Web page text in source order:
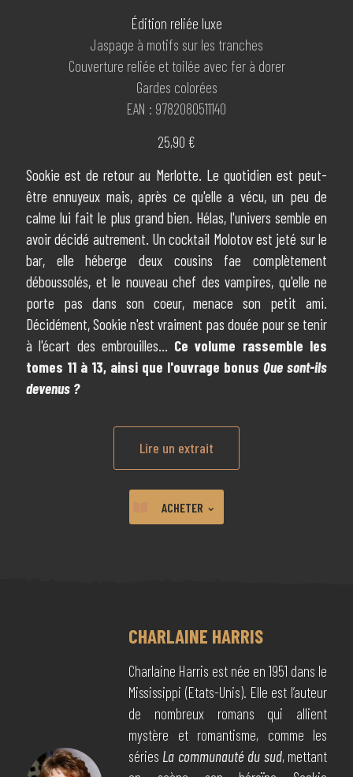
Édition reliée luxe
Jaspage à motifs sur les tranches
Couverture reliée et toilée avec fer à dorer
Gardes colorées
EAN : 9782080511140
25,90 €
Sookie est de retour au Merlotte. Le quotidien est peut-
être ennuyeux mais, après ce qu'elle a vécu, un peu de
calme lui fait le plus grand bien. Hélas, l'univers semble en
avoir décidé autrement. Un cocktail Molotov est jeté sur le
bar, elle héberge deux cousins fae complètement
déboussolés, et le nouveau chef des vampires, qu'elle ne
porte pas dans son coeur, menace son petit ami.
Décidément, Sookie n'est vraiment pas douée pour se tenir
à l'écart des embrouilles... Ce volume rassemble les
tomes 11 à 13, ainsi que l'ouvrage bonus Que sont-ils
devenus ?
Lire un extrait
ACHETER ⌄
CHARLAINE HARRIS
Charlaine Harris est née en 1951 dans le
Mississippi (Etats-Unis). Elle est l’auteur
de nombreux romans qui allient
mystère et romantisme, comme les
séries La communauté du sud, mettant